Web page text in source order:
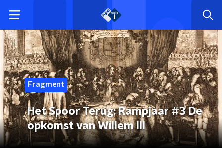
Fragment
Het Spoor Terug: Rampjaar #3 De
opkomst van Willem III